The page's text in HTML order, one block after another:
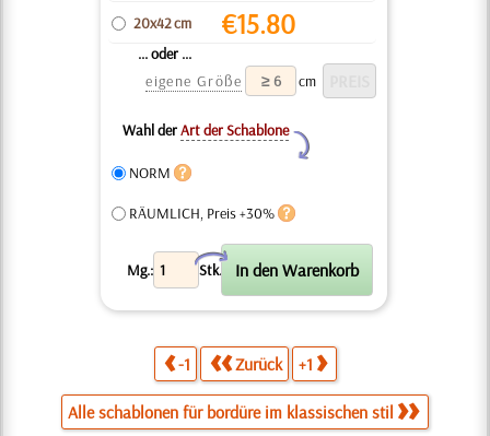
20x42 cm €15.80
... oder ...
eigene Größe
cm
Wahl derArt der Schablone
Y
NORM
RÄUMLICH, Preis +30%
Mg.: Stk.
X
-1 Zurück +1
Alle schablonen für bordüre im klassischen stil